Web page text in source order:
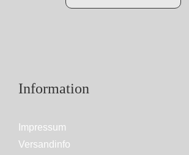
Information
Impressum
Versandinfo